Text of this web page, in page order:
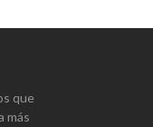
que
más